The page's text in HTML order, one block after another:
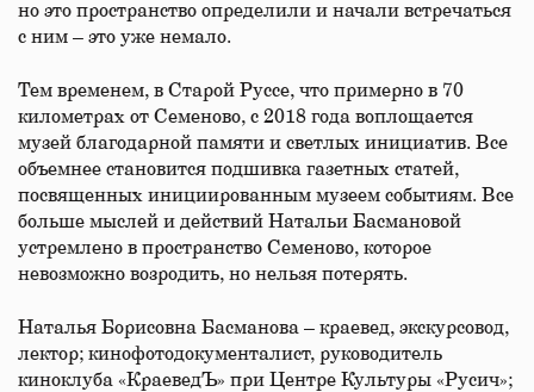
но это пространство определили и начали встречаться
с ним – это уже немало.
Тем временем, в Старой Руссе, что примерно в 70
километрах от Семеново, с 2018 года воплощается
музей благодарной памяти и светлых инициатив. Все
объемнее становится подшивка газетных статей,
посвященных инициированным музеем событиям. Все
больше мыслей и действий Натальи Басмановой
устремлено в пространство Семеново, которое
невозможно возродить, но нельзя потерять.
Наталья Борисовна Басманова – краевед, экскурсовод,
лектор; кинофотодокументалист, руководитель
киноклуба «КраеведЪ» при Центре Культуры «Русич»;